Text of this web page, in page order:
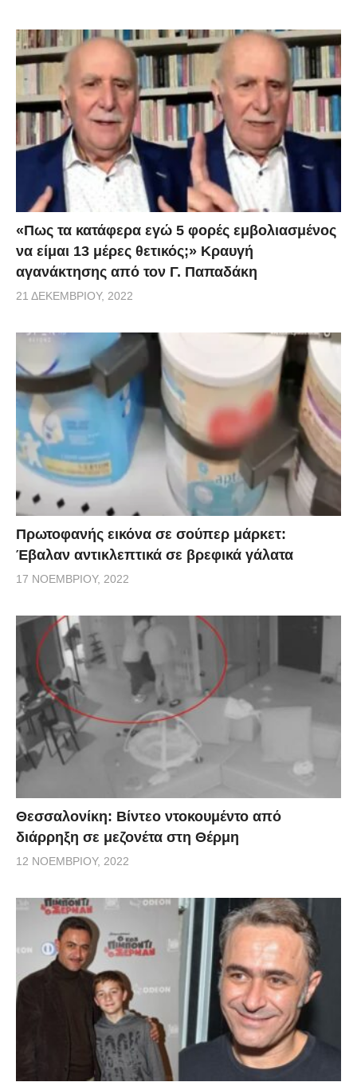
«Πως τα κατάφερα εγώ 5 φορές εμβoλιασμένος
να είμαι 13 μέρες θετικός;» Κραυγή
αγανάκτησης από τον Γ. Παπαδάκη
21 ΔΕΚΕΜΒΡΊΟΥ, 2022
Πρωτοφανής εικόνα σε σούπερ μάρκετ:
Έβαλαν αντικλεπτικά σε βρεφικά γάλατα
17 ΝΟΕΜΒΡΊΟΥ, 2022
Θεσσαλονίκη: Βίντεο ντοκουμέντο από
διάρρηξη σε μεζονέτα στη Θέρμη
12 ΝΟΕΜΒΡΊΟΥ, 2022